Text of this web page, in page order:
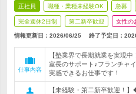
正社員 職種・業種未経験OK 急募
完全週休2日制 第二新卒歓迎 女性の
情報更新日：2026/06/25 終了予定日：
仕事内容
【塾業界で長期就業を実現
室長のサポート♪フランチャ
実感できるお仕事です！
【未経験・第二新卒歓迎！